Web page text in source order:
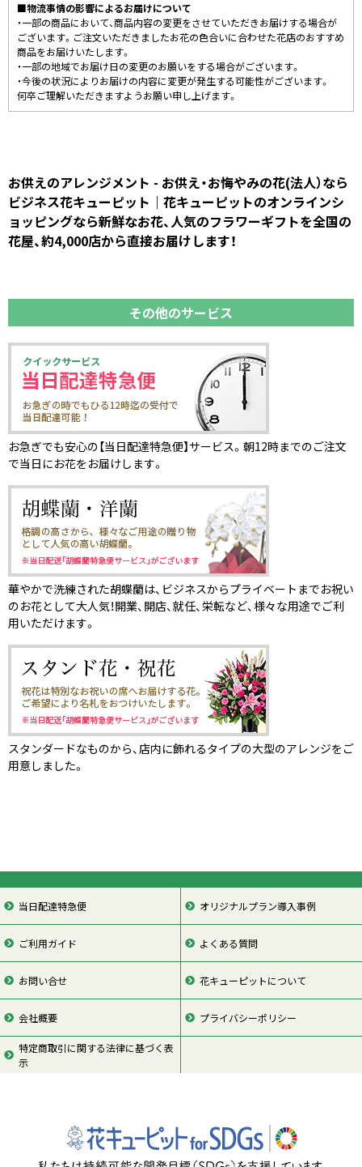
■物流事情の影響によるお届けについて
・一部の商品において、商品内容の変更をさせていただきお届けする場合が
ございます。ご注文いただきましたお花の色合いに合わせた花店のおすすめ
商品をお届けいたします。
・一部の地域でお届け日の変更のお願いをする場合がございます。
・今後の状況によりお届けの内容に変更が発生する可能性がございます。
何卒ご理解いただきますようお願い申し上げます。
お供えのアレンジメント - お供え・お悔やみの花(法人）なら
ビジネス花キューピット｜花キューピットのオンラインシ
ョッピングなら新鮮なお花、人気のフラワーギフトを全国の
花屋、約4,000店から直接お届けします！
その他のサービス
お急ぎでも安心の【当日配達特急便】サービス。朝12時までのご注文
で当日にお花をお届けします。
華やかで洗練された胡蝶蘭は、ビジネスからプライベートまでお祝い
のお花として大人気！開業、開店、就任、栄転など、様々な用途でご利
用いただけます。
スタンダードなものから、店内に飾れるタイプの大型のアレンジをご
用意しました。
当日配達特急便 オリジナルプラン導入事例
ご利用ガイド よくある質問
お問い合せ 花キューピットについて
会社概要 プライバシーポリシー
特定商取引に関する法律に基づく表
示
ページの先頭